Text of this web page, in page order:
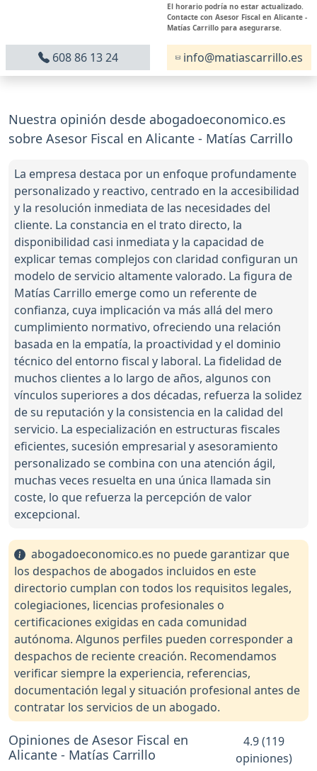
El horario podría no estar actualizado.
Contacte con Asesor Fiscal en Alicante -
Matías Carrillo para asegurarse.
608 86 13 24 info@matiascarrillo.es
Nuestra opinión desde abogadoeconomico.es
sobre Asesor Fiscal en Alicante - Matías Carrillo
La empresa destaca por un enfoque profundamente
personalizado y reactivo, centrado en la accesibilidad
y la resolución inmediata de las necesidades del
cliente. La constancia en el trato directo, la
disponibilidad casi inmediata y la capacidad de
explicar temas complejos con claridad configuran un
modelo de servicio altamente valorado. La figura de
Matías Carrillo emerge como un referente de
confianza, cuya implicación va más allá del mero
cumplimiento normativo, ofreciendo una relación
basada en la empatía, la proactividad y el dominio
técnico del entorno fiscal y laboral. La fidelidad de
muchos clientes a lo largo de años, algunos con
vínculos superiores a dos décadas, refuerza la solidez
de su reputación y la consistencia en la calidad del
servicio. La especialización en estructuras fiscales
eficientes, sucesión empresarial y asesoramiento
personalizado se combina con una atención ágil,
muchas veces resuelta en una única llamada sin
coste, lo que refuerza la percepción de valor
excepcional.
abogadoeconomico.es no puede garantizar que
los despachos de abogados incluidos en este
directorio cumplan con todos los requisitos legales,
colegiaciones, licencias profesionales o
certificaciones exigidas en cada comunidad
autónoma. Algunos perfiles pueden corresponder a
despachos de reciente creación. Recomendamos
verificar siempre la experiencia, referencias,
documentación legal y situación profesional antes de
contratar los servicios de un abogado.
Opiniones de Asesor Fiscal en
Alicante - Matías Carrillo
4.9 (119
opiniones)